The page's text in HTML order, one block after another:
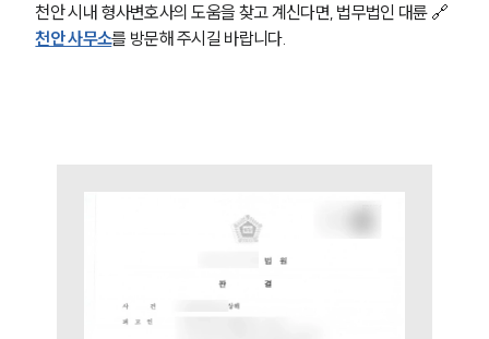
글로벌 파트너 로펌
고객의 소리
통합검색
AI대륜
천안 시내 형사변호사의 도움을 찾고 계신다면, 법무법인 대륜 🔗
천안 사무소를 방문해 주시길 바랍니다.